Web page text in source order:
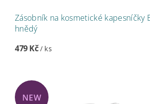
Zásobník na kosmetické kapesníčky
hnědý
479 Kč/ ks
NEW